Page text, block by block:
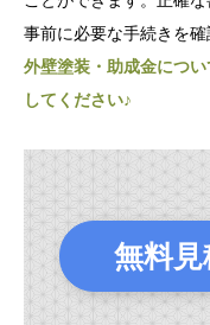
事前に必要な手続きを確
外壁塗装・助成金につ
してください♪
無料